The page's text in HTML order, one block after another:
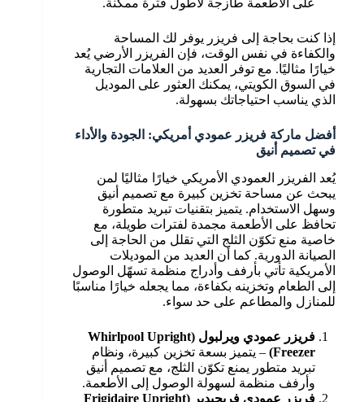
على الأطعمة طازجة لأطول فترة ممكنة.
إذا كنت بحاجة إلى فريزر يوفر لك المساحة
والكفاءة في نفس الوقت، فإن الفريزر الأرضي يُعد
خيارًا مثاليًا. مع توفر العديد من العلامات التجارية
في السوق الكويتي، يمكنك العثور على الموديل
الذي يناسب احتياجاتك بسهولة.
أفضل ماركة فريزر عمودي أمريكي: الجودة والأداء
في تصميم أنيق
يُعد الفريزر العمودي الأمريكي خيارًا مثاليًا لمن
يبحث عن مساحة تخزين كبيرة مع تصميم أنيق
وسهل الاستخدام. يتميز بتقنيات تبريد متطورة
تحافظ على الأطعمة مجمدة لفترات طويلة، مع
خاصية منع تكوّن الثلج التي تقلل من الحاجة إلى
الصيانة الدورية. كما أن العديد من الموديلات
الأمريكية تأتي بأرفف وأدراج منظمة تسهّل الوصول
إلى الطعام وتخزينه بكفاءة، مما يجعله خيارًا مناسبًا
للمنازل والمطاعم على حد سواء.
فريزر عمودي ويرلبول (Whirlpool Upright
Freezer) – يتميز بسعة تخزين كبيرة، ونظام
تبريد متطور يمنع تكوّن الثلج، مع تصميم أنيق
وأرفف منظمة لسهولة الوصول إلى الأطعمة.
فريزر عمودي فريجيدير (Frigidaire Upright